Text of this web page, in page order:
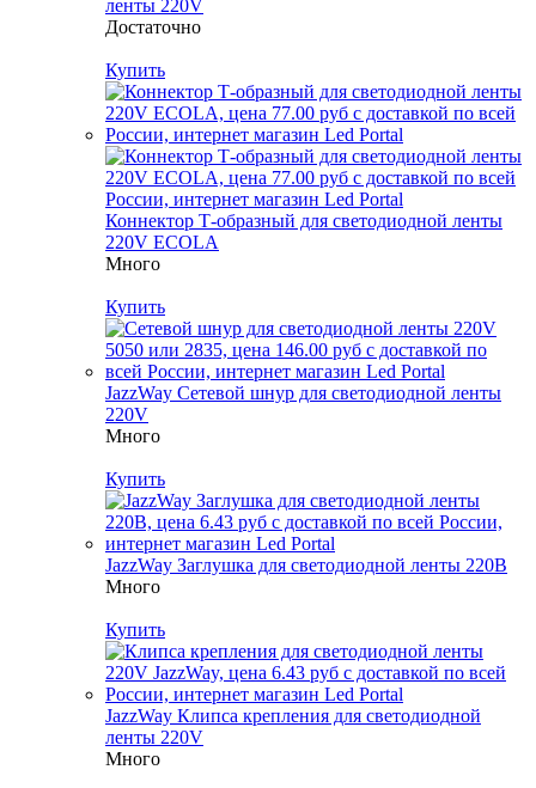
ленты 220V
Достаточно
Купить
Коннектор Т-образный для светодиодной ленты
220V ECOLA
Много
Купить
JazzWay Сетевой шнур для светодиодной ленты
220V
Много
Купить
JazzWay Заглушка для светодиодной ленты 220В
Много
Купить
JazzWay Клипса крепления для светодиодной
ленты 220V
Много